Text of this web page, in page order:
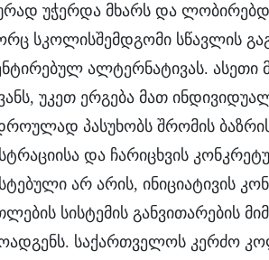
უჭერდა მხარს და
სკოლისშემდგომი სწავლის
ალტერნატივას.
უკეთ ერგება მათ
პასუხობს შრომის
და ჩარიცხვის
არ არის, ინიციატივის
სისტემის განვითარების
საქართველოს კერძო